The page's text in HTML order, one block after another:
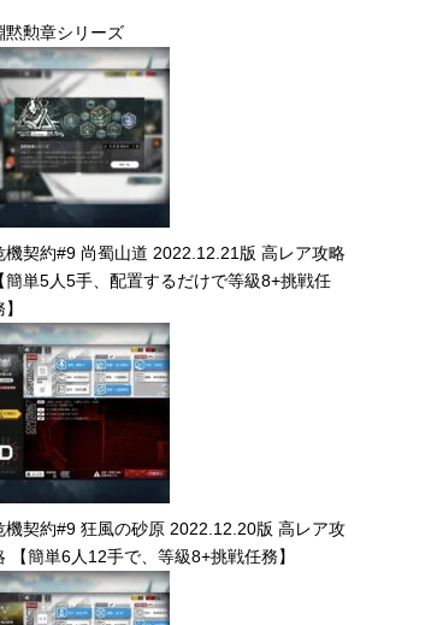
黙勲章シリーズ
機契約#9 尚蜀山道 2022.12.21版 高レア攻略
【簡単5人5手、配置するだけで等級8+挑戦任
機契約#9 狂風の砂原 2022.12.20版 高レア攻
【簡単6人12手で、等級8+挑戦任務】